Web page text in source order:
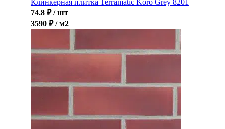
Клинкерная плитка Terramatic Koro Grey 8201
74.8 ₽ / шт
3590 ₽ / м2